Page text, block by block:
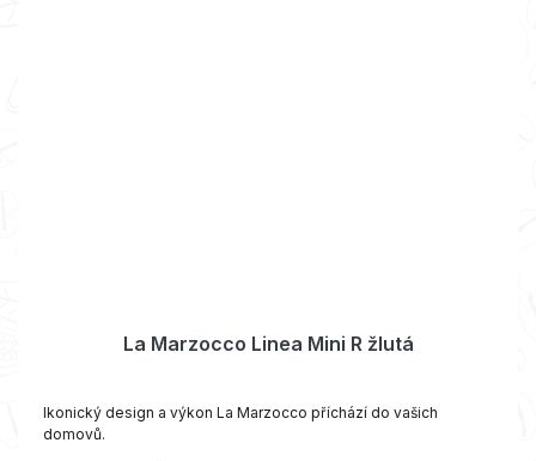
La Marzocco Linea Mini R žlutá
Ikonický design a výkon La Marzocco příchází do vašich
domovů.